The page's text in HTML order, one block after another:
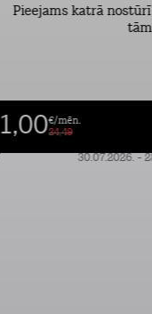
Pieejams katrā
tām
1,00€/mēn.
24,49
30.07.2026. -